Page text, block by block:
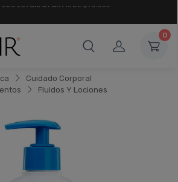
0
Cuidado Corporal
Fluidos Y Lociones